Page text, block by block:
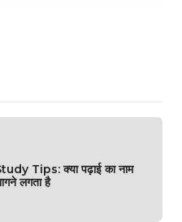
Tips: क्या पढ़ाई का नाम
लगता है